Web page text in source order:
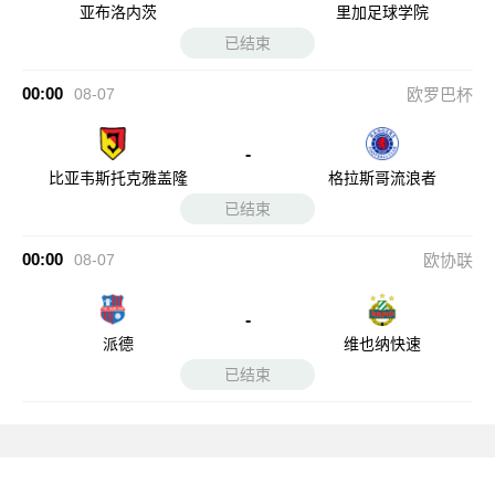
亚布洛内茨
里加足球学院
已结束
00:00 08-07 欧罗巴杯
比亚韦斯托克雅盖隆
-
格拉斯哥流浪者
已结束
00:00 08-07 欧协联
派德
-
维也纳快速
已结束